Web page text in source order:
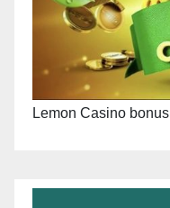
Lemon Casino bonus